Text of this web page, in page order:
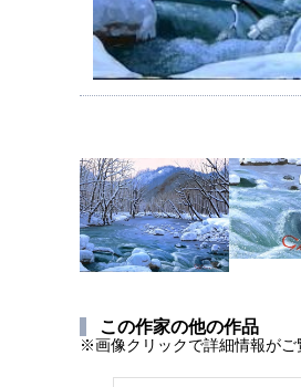
この作家の他の作品
※画像クリックで詳細情報がご